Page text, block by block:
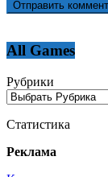
All Games
Рубрики
Статистика
Реклама